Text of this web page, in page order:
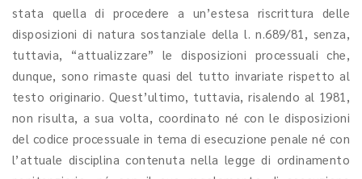
stata quella di procedere a un’estesa riscrittura delle
disposizioni di natura sostanziale della l. n.689/81, senza,
tuttavia, “attualizzare” le disposizioni processuali che,
dunque, sono rimaste quasi del tutto invariate rispetto al
testo originario. Quest’ultimo, tuttavia, risalendo al 1981,
non risulta, a sua volta, coordinato né con le disposizioni
del codice processuale in tema di esecuzione penale né con
l’attuale disciplina contenuta nella legge di ordinamento